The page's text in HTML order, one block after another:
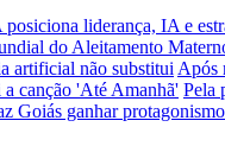
liderança, IA e
do Aleitamento
artificial não substitui Após
canção 'Até Amanhã' Pela
Goiás ganhar